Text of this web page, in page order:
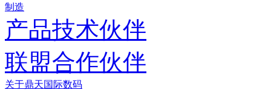
制造
产品技术伙伴
联盟合作伙伴
关于鼎天国际数码